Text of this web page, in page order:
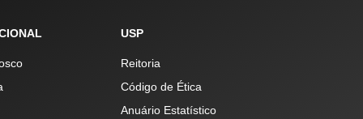
USP
Reitoria
Código de Ética
Anuário Estatístico